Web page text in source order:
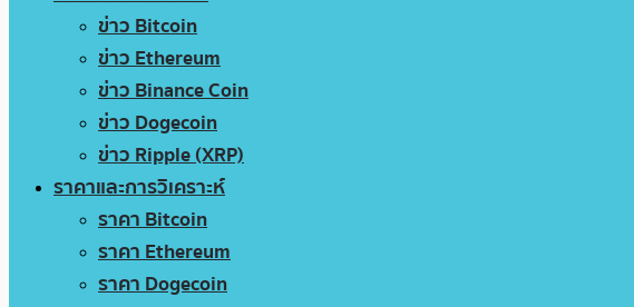
ข่าว Bitcoin
ข่าว Ethereum
ข่าว Binance Coin
ข่าว Dogecoin
ข่าว Ripple (XRP)
ราคาและการวิเคราะห์
ราคา Bitcoin
ราคา Ethereum
ราคา Dogecoin